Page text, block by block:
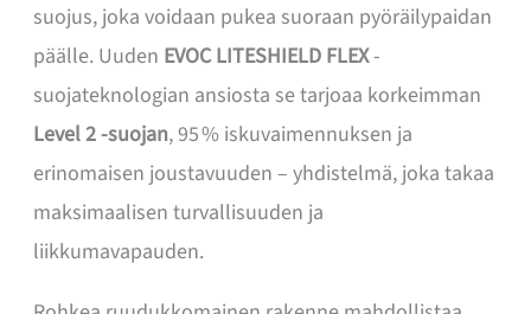
195,00 €.159,90 €.
suojus, joka voidaan pukea suoraan pyöräilypaidan
päälle. Uuden EVOC LITESHIELD FLEX-
suojateknologian ansiosta se tarjoaa korkeimman
Level 2 -suojan, 95 % iskuvaimennuksen ja
erinomaisen joustavuuden – yhdistelmä, joka takaa
maksimaalisen turvallisuuden ja
liikkumavapauden.